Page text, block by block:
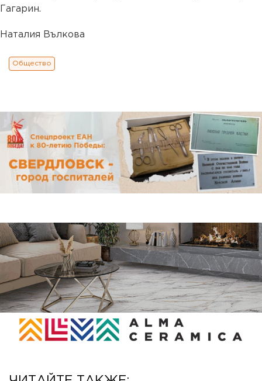
Гагарин.
Наталия Вълкова
Общество